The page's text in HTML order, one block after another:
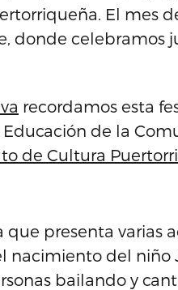
El mes
donde celebramos
recordamos esta
de la
de Cultura
que presenta varias
nacimiento del niño
bailando y